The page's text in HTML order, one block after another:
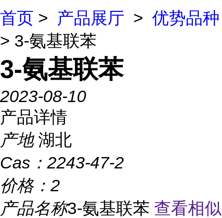
首页 > 产品展厅 > 优势品种
> 3-氨基联苯
3-氨基联苯
2023-08-10
产品详情
产地 湖北
Cas： 2243-47-2
价格： 2
产品名称3-氨基联苯 查看相似